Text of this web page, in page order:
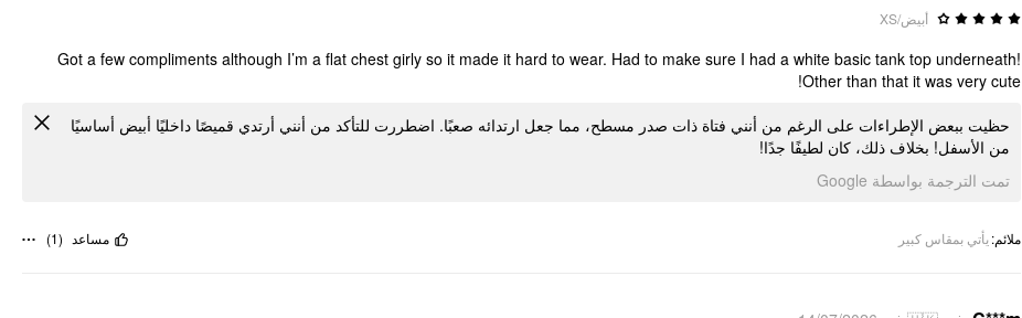
أبيض/XS
Got a few compliments although I’m a flat chest girly so it made it hard to wear. Had to make sure I had a white basic tank top underneath!
Other than that it was very cute!
حظيت ببعض الإطراءات على الرغم من أنني فتاة ذات صدر مسطح، مما جعل ارتدائه صعبًا. اضطررت للتأكد من أنني أرتدي قميصًا داخليًا أبيض أساسيًا
من الأسفل! بخلاف ذلك، كان لطيفًا جدًا!
تمت الترجمة بواسطة Google
ملائم:يأتي بمقاس كبير مساعد (
1
)